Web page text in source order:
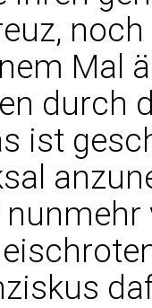
Mal
durch
ist